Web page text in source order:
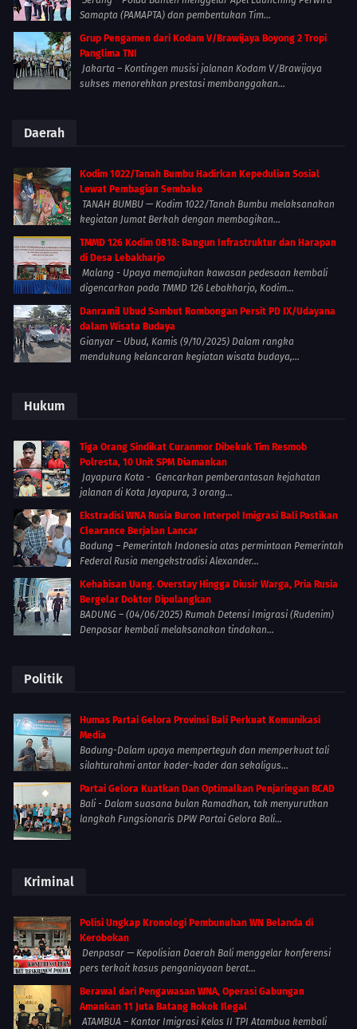
Samapta (PAMAPTA) dan pembentukan Tim...
Grup Pengamen dari Kodam V/Brawijaya Boyong 2 Tropi
Panglima TNI
Jakarta – Kontingen musisi jalanan Kodam V/Brawijaya
sukses menorehkan prestasi membanggakan...
Daerah
Kodim 1022/Tanah Bumbu Hadirkan Kepedulian Sosial
Lewat Pembagian Sembako
TANAH BUMBU — Kodim 1022/Tanah Bumbu melaksanakan
kegiatan Jumat Berkah dengan membagikan...
TMMD 126 Kodim 0818: Bangun Infrastruktur dan Harapan
di Desa Lebakharjo
Malang - Upaya memajukan kawasan pedesaan kembali
digencarkan pada TMMD 126 Lebakharjo, Kodim...
Danramil Ubud Sambut Rombongan Persit PD IX/Udayana
dalam Wisata Budaya
Gianyar – Ubud, Kamis (9/10/2025) Dalam rangka
mendukung kelancaran kegiatan wisata budaya,...
Hukum
Tiga Orang Sindikat Curanmor Dibekuk Tim Resmob
Polresta, 10 Unit SPM Diamankan
Jayapura Kota - Gencarkan pemberantasan kejahatan
jalanan di Kota Jayapura, 3 orang...
Ekstradisi WNA Rusia Buron Interpol Imigrasi Bali Pastikan
Clearance Berjalan Lancar
Badung – Pemerintah Indonesia atas permintaan Pemerintah
Federal Rusia mengekstradisi Alexander...
Kehabisan Uang. Overstay Hingga Diusir Warga, Pria Rusia
Bergelar Doktor Dipulangkan
BADUNG – (04/06/2025) Rumah Detensi Imigrasi (Rudenim)
Denpasar kembali melaksanakan tindakan...
Politik
Humas Partai Gelora Provinsi Bali Perkuat Komunikasi
Media
Badung-Dalam upaya memperteguh dan memperkuat tali
silahturahmi antar kader-kader dan sekaligus...
Partai Gelora Kuatkan Dan Optimalkan Penjaringan BCAD
Bali - Dalam suasana bulan Ramadhan, tak menyurutkan
langkah Fungsionaris DPW Partai Gelora Bali...
Kriminal
Polisi Ungkap Kronologi Pembunuhan WN Belanda di
Kerobokan
Denpasar — Kepolisian Daerah Bali menggelar konferensi
pers terkait kasus penganiayaan berat...
Berawal dari Pengawasan WNA, Operasi Gabungan
Amankan 11 Juta Batang Rokok Ilegal
ATAMBUA – Kantor Imigrasi Kelas II TPI Atambua kembali